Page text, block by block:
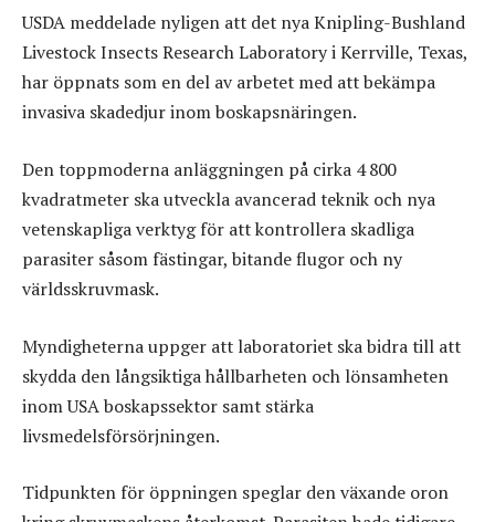
USDA meddelade nyligen att det nya Knipling-Bushland
Livestock Insects Research Laboratory i Kerrville, Texas,
har öppnats som en del av arbetet med att bekämpa
invasiva skadedjur inom boskapsnäringen.
Den toppmoderna anläggningen på cirka 4 800
kvadratmeter ska utveckla avancerad teknik och nya
vetenskapliga verktyg för att kontrollera skadliga
parasiter såsom fästingar, bitande flugor och ny
världsskruvmask.
Myndigheterna uppger att laboratoriet ska bidra till att
skydda den långsiktiga hållbarheten och lönsamheten
inom USA boskapssektor samt stärka
livsmedelsförsörjningen.
Tidpunkten för öppningen speglar den växande oron